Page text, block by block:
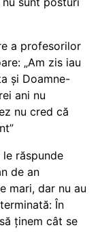
a profesorilor
„Am zis iau
și Doamne-
ani nu
nu cred că
răspunde
de an
mari, dar nu au
În
ținem cât se